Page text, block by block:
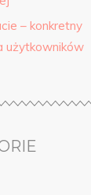
– konkretny
użytkowników